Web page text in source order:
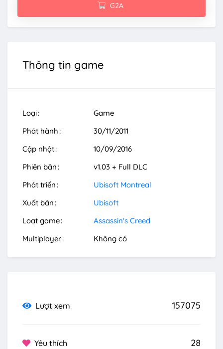
G2A
Thông tin game
Loại
Game
Phát hành
30/11/2011
Cập nhật
10/09/2016
Phiên bản
v1.03 + Full DLC
Phát triển
Ubisoft Montreal
Xuất bản
Ubisoft
Loạt game
Assassin's Creed
Multiplayer
Không có
Lượt xem 157075
Yêu thích 28